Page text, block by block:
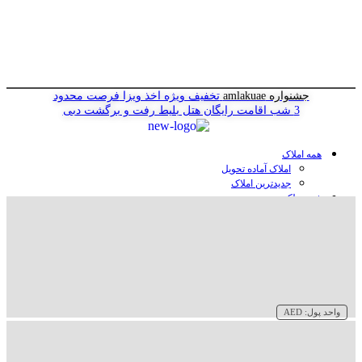
جشنواره amlakuae تخفیف ویژه اخذ ویزا فرصت محدود
3 شب اقامت رایگان هتل
بلیط رفت و برگشت دبی
همه املاک
املاک آماده تحویل
جدیدترین املاک
خرید ملک در دبی
واحد پول: AED